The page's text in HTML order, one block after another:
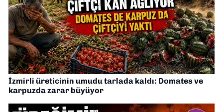
İzmirli üreticinin umudu tarlada kaldı: Domates ve
karpuzda zarar büyüyor